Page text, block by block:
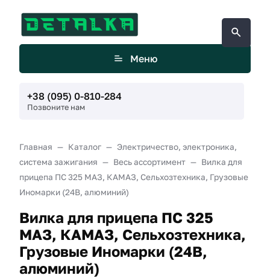
Меню
+38 (095) 0-810-284
Позвоните нам
Главная Каталог
Электричество, электроника,
система зажигания
Весь ассортимент
Вилка для
прицепа ПС 325 МАЗ, КАМАЗ, Сельхозтехника, Грузовые
Иномарки (24В, алюминий)
Вилка для прицепа ПС 325
МАЗ, КАМАЗ, Сельхозтехника,
Грузовые Иномарки (24В,
алюминий)